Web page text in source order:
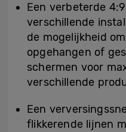
Een verbeterde
verschillende
de mogelijkheid
opgehangen of
schermen voor
verschillende
Een
flikkerende lijnen